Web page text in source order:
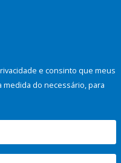
e consinto que meus
do necessário, para